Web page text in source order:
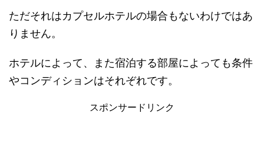
ただそれはカプセルホテルの場合もないわけではあ
りません。
ホテルによって、また宿泊する部屋によっても条件
やコンディションはそれぞれです。
スポンサードリンク